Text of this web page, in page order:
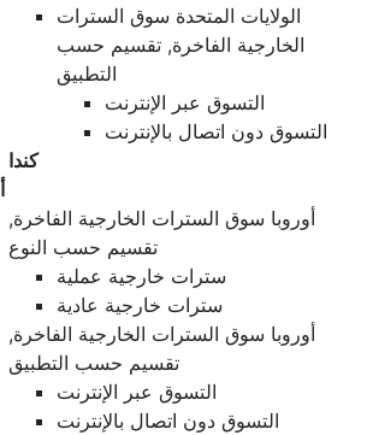
الولايات المتحدة سوق السترات
الخارجية الفاخرة, تقسيم حسب
التطبيق
التسوق عبر الإنترنت
التسوق دون اتصال بالإنترنت
كندا
أوروبا سوق السترات الخارجية الفاخرة,
تقسيم حسب النوع
سترات خارجية عملية
سترات خارجية عادية
أوروبا سوق السترات الخارجية الفاخرة,
تقسيم حسب التطبيق
التسوق عبر الإنترنت
التسوق دون اتصال بالإنترنت